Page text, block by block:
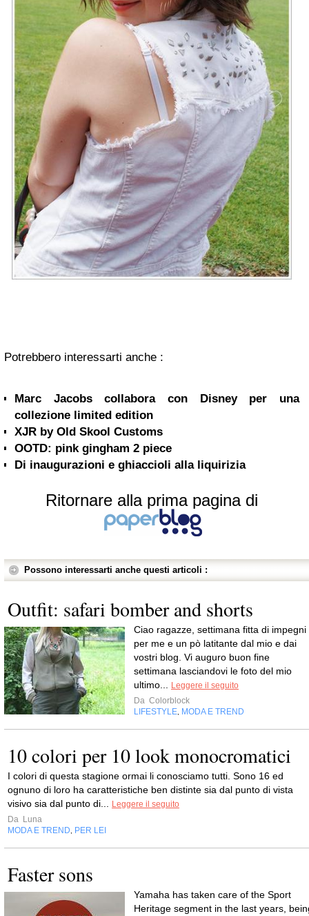
Potrebbero interessarti anche :
Marc Jacobs collabora con Disney per una
collezione limited edition
XJR by Old Skool Customs
OOTD: pink gingham 2 piece
Di inaugurazioni e ghiaccioli alla liquirizia
Ritornare alla prima pagina di
Possono interessarti anche questi articoli :
Outfit: safari bomber and shorts
Ciao ragazze, settimana fitta di impegni
per me e un pò latitante dal mio e dai
vostri blog. Vi auguro buon fine
settimana lasciandovi le foto del mio
ultimo...
Leggere il seguito
Da Colorblock
LIFESTYLE MODA E TREND
10 colori per 10 look monocromatici
I colori di questa stagione ormai li conosciamo tutti. Sono 16 ed
ognuno di loro ha caratteristiche ben distinte sia dal punto di vista
visivo sia dal punto di...
Leggere il seguito
Da Luna
MODA E TREND
PER LEI
Faster sons
Yamaha has taken care of the Sport
Heritage segment in the last years,